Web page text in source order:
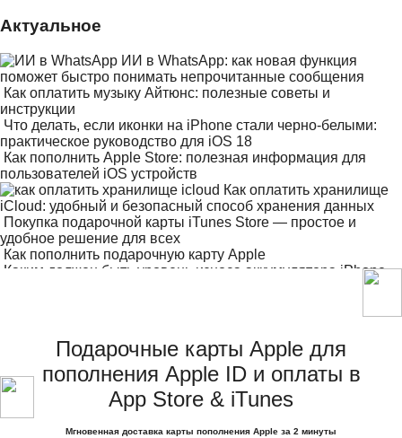
Актуальное
ИИ в WhatsApp: как новая функция
поможет быстро понимать непрочитанные сообщения
Как оплатить музыку Айтюнс: полезные советы и
инструкции
Что делать, если иконки на iPhone стали черно-белыми:
практическое руководство для iOS 18
Как пополнить Apple Store: полезная информация для
пользователей iOS устройств
Как оплатить хранилище
iCloud: удобный и безопасный способ хранения данных
Покупка подарочной карты iTunes Store — простое и
удобное решение для всех
Как пополнить подарочную карту Apple
Каким должен быть уровень износа аккумулятора iPhone
Подарочные карты Apple для
пополнения Apple ID и оплаты в
App Store & iTunes
Мгновенная доставка карты пополнения Apple за 2 минуты